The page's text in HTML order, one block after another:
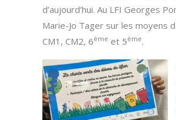
d’aujourd’hui. Au LFI Georges
Marie-Jo Tager sur les moyens
CM1, CM2, 6ème et 5ème.